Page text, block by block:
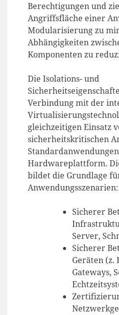
Berechtigungen und
Angriffsfläche einer
Modularisierung zu
Abhängigkeiten
Komponenten zu
Die Isolations- und
Verbindung mit der
gleichzeitigen Einsatz
sicherheitskritischen
Hardwareplattform.
bildet die Grundlage
Anwendungsszenarien:
Sicherer
Server,
Sicherer
Geräten (z.
Gateways,